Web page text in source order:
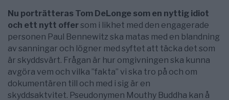
Nu porträtteras Tom DeLonge som en nyttig idiot
och ett nytt offersom i likhet med den engagerade
personen Paul Bennewitz ska matas med en blandning
av sanningar och lögner med syftet att täcka det som
är skyddsvärt. Frågan är hur omgivningen ska kunna
avgöra vem och vilka ”fakta” vi ska tro på och om
dokumentären till och med i sig är en
skyddsaktvitet. Pseudonymen Mouthy Buddha kan å